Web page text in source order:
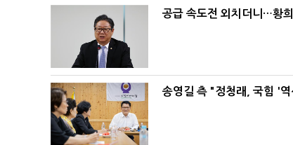
공급 속도전 외치더니…황
송영길 측 "정청래, 국힘 '